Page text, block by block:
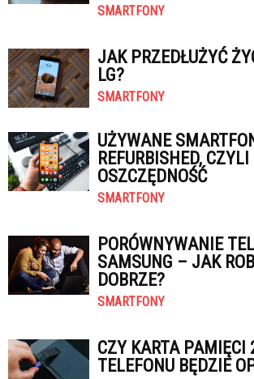
SMARTFONY
JAK PRZEDŁUŻYĆ
LG?
SMARTFONY
UŻYWANE
REFURBISHED, CZYLI
OSZCZĘDNOŚĆ
SMARTFONY
PORÓWNYWANIE
SAMSUNG – JAK
DOBRZE?
SMARTFONY
CZY KARTA PAMIĘCI
TELEFONU BĘDZIE